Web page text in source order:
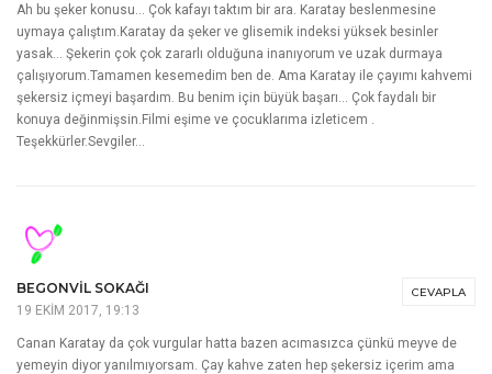
Ah bu şeker konusu… Çok kafayı taktım bir ara. Karatay beslenmesine
uymaya çalıştım.Karatay da şeker ve glisemik indeksi yüksek besinler
yasak… Şekerin çok çok zararlı olduğuna inanıyorum ve uzak durmaya
çalışıyorum.Tamamen kesemedim ben de. Ama Karatay ile çayımı kahvemi
şekersiz içmeyi başardım. Bu benim için büyük başarı… Çok faydalı bir
konuya değinmişsin.Filmi eşime ve çocuklarıma izleticem .
Teşekkürler.Sevgiler…
CEVAPLA
BEGONVIL SOKAĞI
19 EKIM 2017, 19:13
Canan Karatay da çok vurgular hatta bazen acımasızca çünkü meyve de
yemeyin diyor yanılmıyorsam. Çay kahve zaten hep şekersiz içerim ama